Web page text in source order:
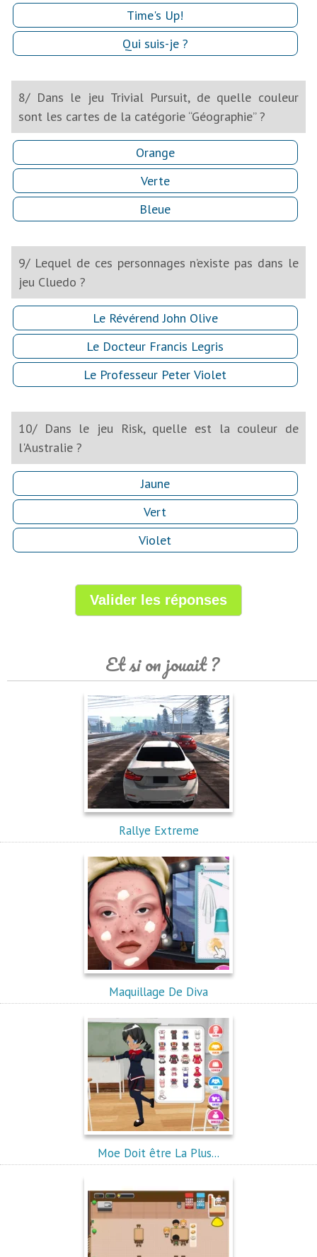
Time's Up!
Qui suis-je ?
8/ Dans le jeu Trivial Pursuit, de quelle couleur
sont les cartes de la catégorie “Géographie” ?
Orange
Verte
Bleue
9/ Lequel de ces personnages n’existe pas dans le
jeu Cluedo ?
Le Révérend John Olive
Le Docteur Francis Legris
Le Professeur Peter Violet
10/ Dans le jeu Risk, quelle est la couleur de
l'Australie ?
Jaune
Vert
Violet
Et si on jouait ?
Rallye Extreme
Maquillage De Diva
Moe Doit être La Plus...